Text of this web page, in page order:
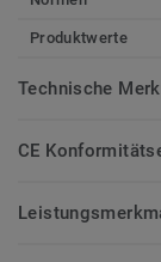
Produktwerte
Technische
CE